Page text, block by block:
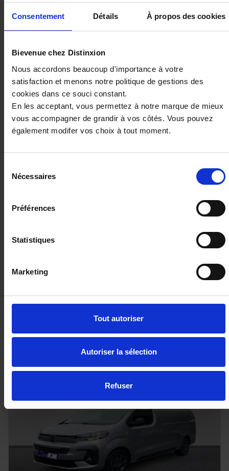
Consentement Détails À propos des cookies
Bievenue chez Distinxion
Nous accordons beaucoup d'importance à votre
satisfaction et menons notre politique de gestions des
cookies dans ce souci constant.
En les acceptant, vous permettez à notre marque de mieux
vous accompagner de grandir à vos côtés. Vous pouvez
également modifer vos choix à tout moment.
Nécessaires
Préférences
Statistiques
Marketing
Tout autoriser
Autoriser la sélection
Refuser
37 980€
ou à partir de 624.76 €/mois
RENAULT TRAFIC FOURGON
L1H1 3T Blue dCi 170 AUTO ADVANCE **PV HT = 28
10 km - 2025 - Diesel - Boîte auto